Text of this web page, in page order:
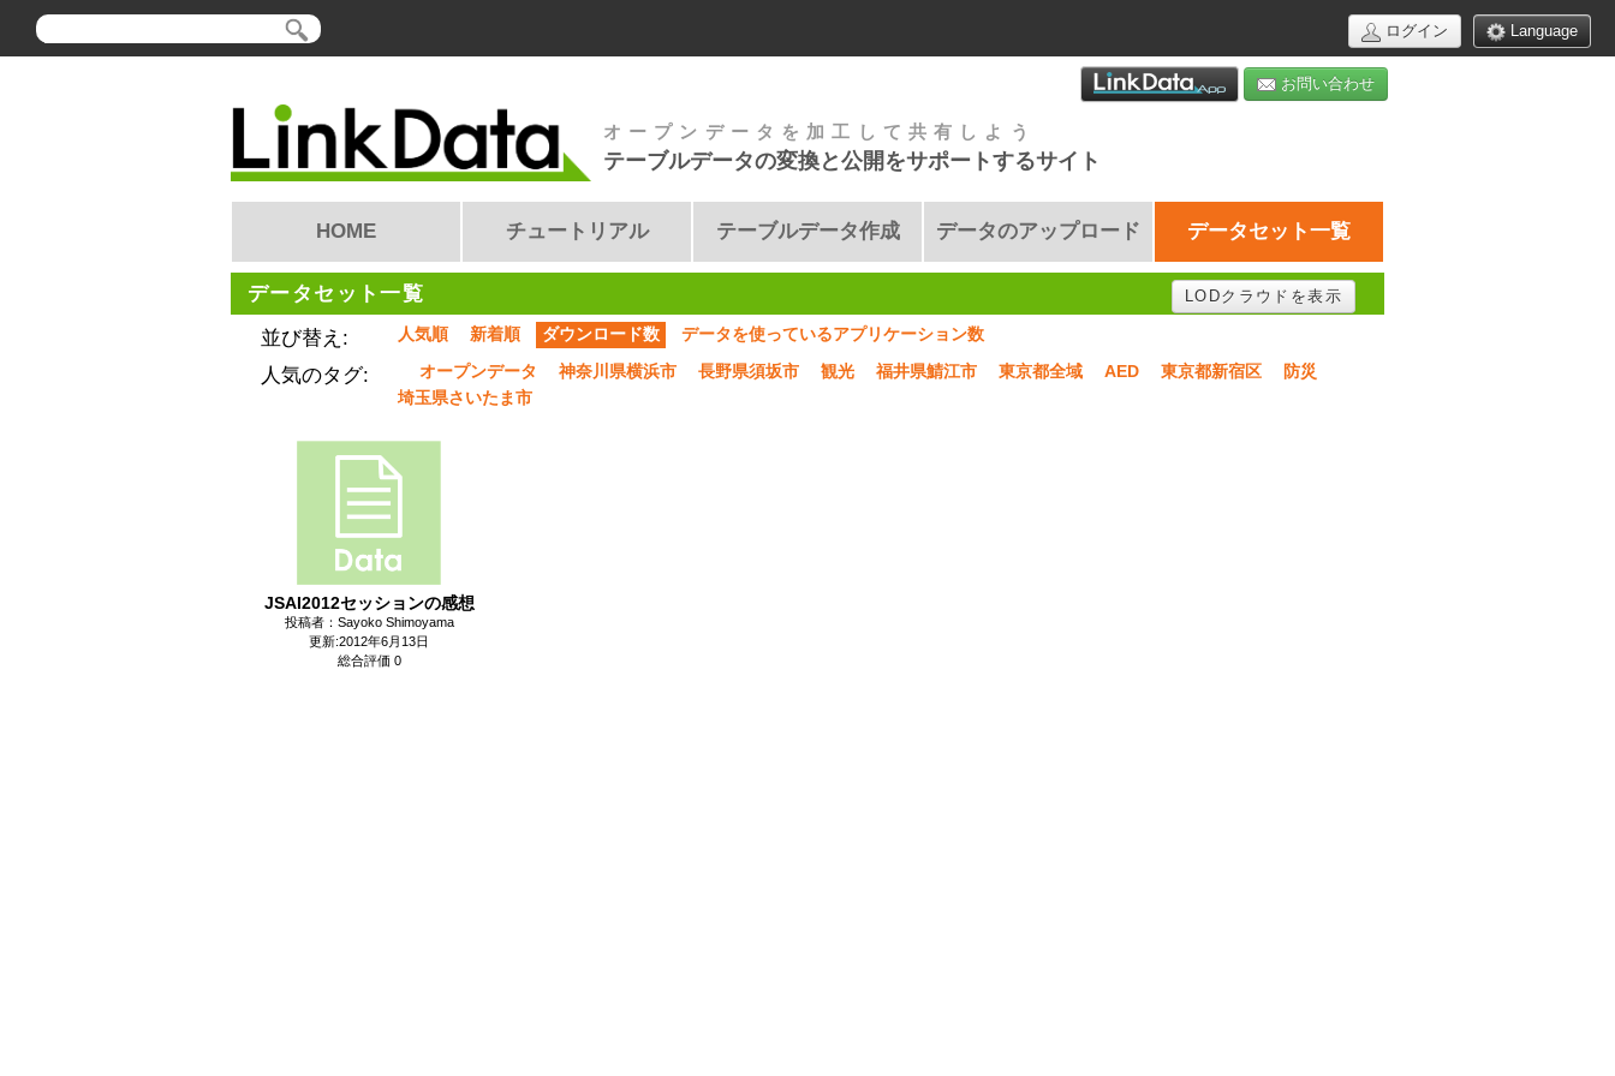
Language
ログイン
お問い合わせ
オープンデータを加工して共有しよう
テーブルデータの変換と公開をサポートするサイト
HOME チュートリアル テーブルデータ作成 データのアップロード データセット一覧
データセット一覧 LODクラウドを表示
並び替え: 人気順 新着順 ダウンロード数 データを使っているアプリケーション数
人気のタグ: オープンデータ 神奈川県横浜市 長野県須坂市 観光 福井県鯖江市 東京都全域 AED 東京都新宿区
防災
埼玉県さいたま市
JSAI2012セッションの感想
投稿者：Sayoko Shimoyama
更新:2012年6月13日
総合評価 0